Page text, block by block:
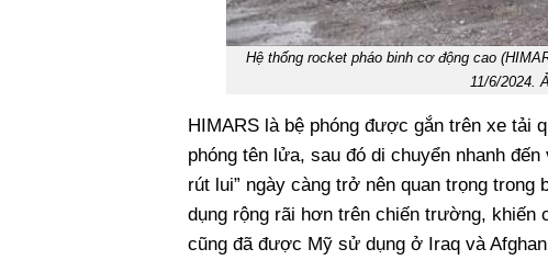
Hệ thống rocket pháo binh cơ động cao
11/6/2024.
HIMARS là bệ phóng được gắn trên xe tải
phóng tên lửa, sau đó di chuyển nhanh
rút lui” ngày càng trở nên quan trọng
dụng rộng rãi hơn trên chiến trường, khiến
cũng đã được Mỹ sử dụng ở Iraq và